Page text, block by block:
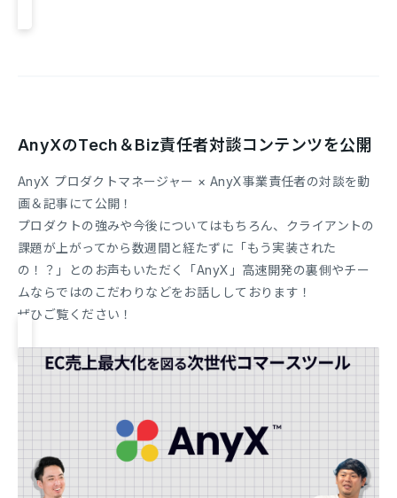
AnyXのTech＆Biz責任者対談コンテンツを公開
AnyX プロダクトマネージャー × AnyX事業責任者の対談を動
画＆記事にて公開！
プロダクトの強みや今後についてはもちろん、クライアントの
課題が上がってから数週間と経たずに「もう実装された
の！？」とのお声もいただく「AnyX」高速開発の裏側やチー
ムならではのこだわりなどをお話ししております！
ぜひご覧ください！